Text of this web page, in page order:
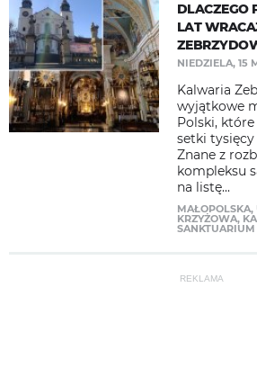
DLACZEGO
LAT
NIEDZIELA, 15
Kalwaria
wyjątkowe
Polski,
setki
Znane z
kompleksu
na listę...
MAŁOPOLSKA,
KRZYŻOWA,
SANKTUARIUM
REKLAMA